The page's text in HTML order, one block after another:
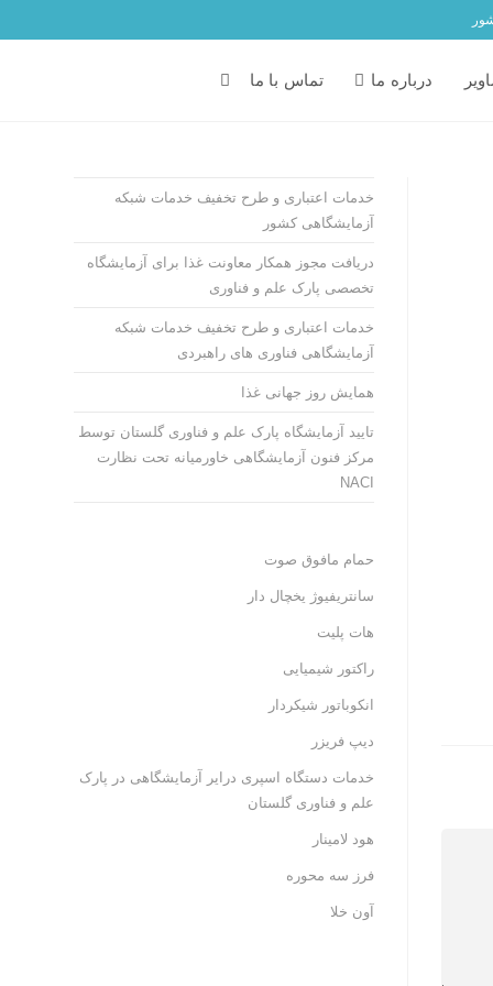
درباره ما تماس با ما
خدمات اعتباری و طرح تخفیف خدمات شبکه
آزمایشگاهی کشور
دریافت مجوز همکار معاونت غذا برای آزمایشگاه
تخصصی پارک علم و فناوری
خدمات اعتباری و طرح تخفیف خدمات شبکه
آزمایشگاهی فناوری های راهبردی
همایش روز جهانی غذا
تایید آزمایشگاه پارک علم و فناوری گلستان توسط
مرکز فنون آزمایشگاهی خاورمیانه تحت نظارت
NACI
حمام مافوق صوت
سانتریفیوژ یخچال دار
هات پلیت
راکتور شیمیایی
انکوباتور شیکردار
دیپ فریزر
خدمات دستگاه اسپری درایر آزمایشگاهی در پارک
علم و فناوری گلستان
هود لامینار
فرز سه محوره
آون خلا